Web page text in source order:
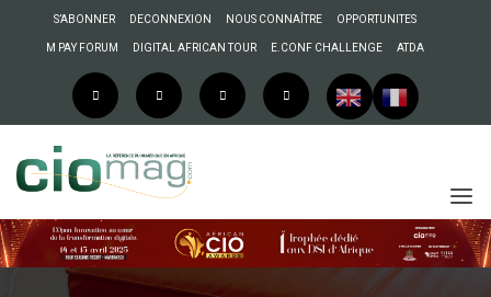
S’ABONNER DECONNEXION NOUS CONNAÎTRE OPPORTUNITES
M PAY FORUM DIGITAL AFRICAN TOUR E.CONF CHALLENGE ATDA